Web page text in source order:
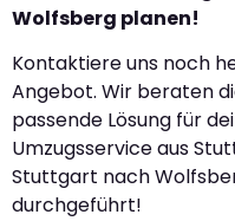
Wolfsberg planen!
Kontaktiere uns noch
Angebot. Wir beraten
passende Lösung für
Umzugsservice aus
Stuttgart nach
durchgeführt!